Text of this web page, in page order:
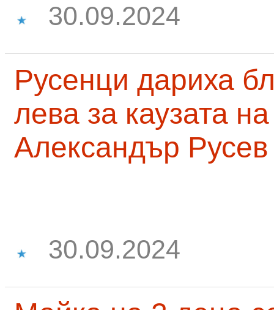
30.09.2024
Русенци дариха
лева за каузата
Александър Русев
30.09.2024